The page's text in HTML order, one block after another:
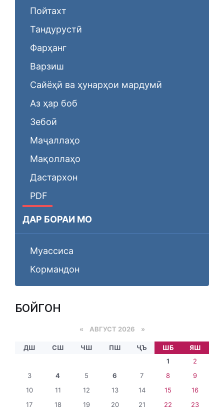
Пойтахт
Тандурустӣ
Фарҳанг
Варзиш
Сайёҳӣ ва ҳунарҳои мардумӣ
Аз ҳар боб
Зебоӣ
Маҷаллаҳо
Мақоллаҳо
Дастархон
PDF
ДАР БОРАИ МО
Муассиса
Кормандон
БОЙГОНӢ
« АВГУСТ 2026 »
ДШ СШ ЧШ ПШ ҶЪ ШБ
ЯШ
1
2
3
4 5 6 7 8
9
10
11 12 13 14 15
16
17
18 19 20 21 22
23